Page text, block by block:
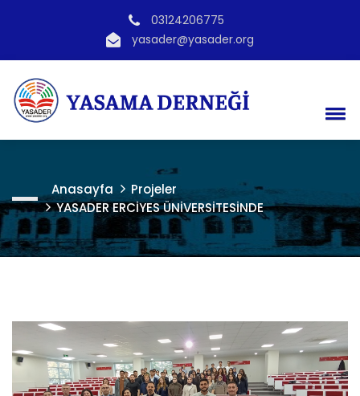
03124206775
yasader@yasader.org
Anasayfa
Projeler
YASADER ERCİYES ÜNİVERSİTESİNDE